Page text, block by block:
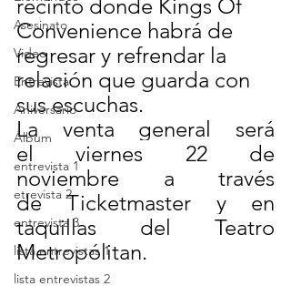
Asesinato
Video
Entrevista
Aniversario
Álbum
entrevista 1
etrevista 2
entrevista 3
lista entrevistas 1
lista entrevistas 2
recinto donde Kings Of
Convenience habrá de
regresar y refrendar la
relación que guarda con
sus escuchas.
La venta general será
el viernes 22 de
noviembre a través
de Ticketmaster y en
taquillas del Teatro
Metropólitan.